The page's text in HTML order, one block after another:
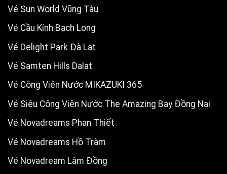
Vé Sun World Vũng Tàu
Vé Cầu Kính Bạch Long
Vé Delight Park Đà Lạt
Vé Samten Hills Dalat
Vé Công Viên Nước MIKAZUKI 365
Vé Siêu Công Viên Nước The Amazing Bay Đồng Nai
Vé Novadreams Phan Thiết
Vé Novadreams Hồ Tràm
Vé Novadream Lâm Đồng